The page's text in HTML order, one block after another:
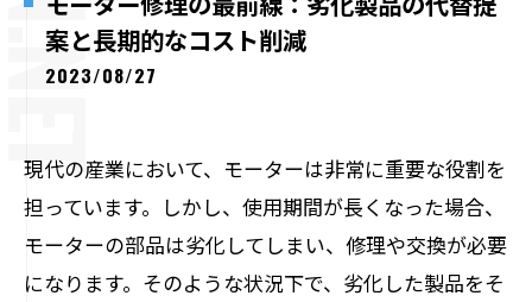
案と長期的なコスト削減
2023/08/27
現代の産業において、モーターは非常に重要な役割を
担っています。しかし、使用期間が長くなった場合、
モーターの部品は劣化してしまい、修理や交換が必要
になります。そのような状況下で、劣化した製品をそ